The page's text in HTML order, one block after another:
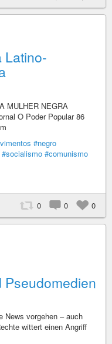
Latino-
MULHER NEGRA
O Poder Popular 86
#negro
#socialismo #comunismo
0 0 0
News vorgehen – auch
wittert einen Angriff